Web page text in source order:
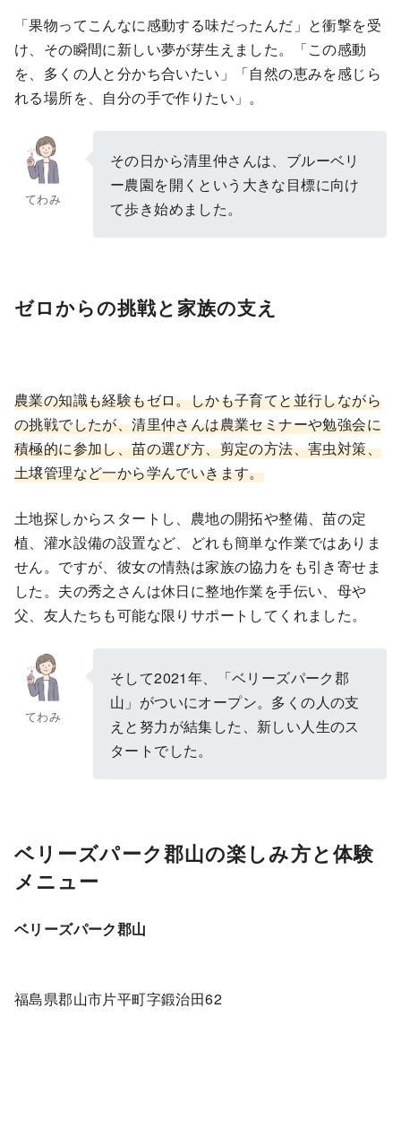
「果物ってこんなに感動する味だったんだ」と衝撃を受
け、その瞬間に新しい夢が芽生えました。「この感動
を、多くの人と分かち合いたい」「自然の恵みを感じら
れる場所を、自分の手で作りたい」。
てわみ
その日から清里仲さんは、ブルーベリ
ー農園を開くという大きな目標に向け
て歩き始めました。
ゼロからの挑戦と家族の支え
農業の知識も経験もゼロ。しかも子育てと並行しながら
の挑戦でしたが、清里仲さんは農業セミナーや勉強会に
積極的に参加し、苗の選び方、剪定の方法、害虫対策、
土壌管理など一から学んでいきます。
土地探しからスタートし、農地の開拓や整備、苗の定
植、灌水設備の設置など、どれも簡単な作業ではありま
せん。ですが、彼女の情熱は家族の協力をも引き寄せま
した。夫の秀之さんは休日に整地作業を手伝い、母や
父、友人たちも可能な限りサポートしてくれました。
てわみ
そして2021年、「ベリーズパーク郡
山」がついにオープン。多くの人の支
えと努力が結集した、新しい人生のス
タートでした。
ベリーズパーク郡山の楽しみ方と体験
メニュー
ベリーズパーク郡山
福島県郡山市片平町字鍛治田62